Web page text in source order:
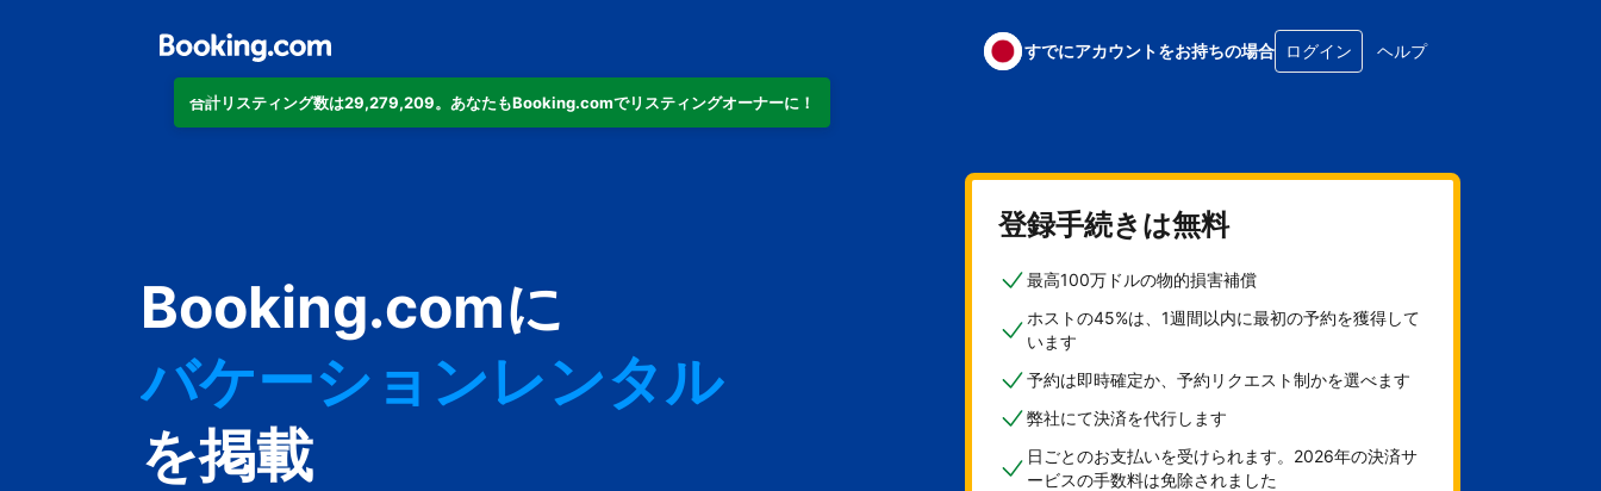
合計リスティング数は29,279,209。あなたもBooking.comでリスティングオーナーに！
すでにアカウントをお持ちの場合 ログイン ヘルプ
Booking.comに
ホテル
バケーションレンタル
ゲストハウス
を掲載
登録手続きは無料
最高100万ドルの物的損害補償
ホストの45%は、1週間以内に最初の予約を獲得して
います
予約は即時確定か、予約リクエスト制かを選べます
弊社にて決済を代行します
日ごとのお支払いを受けられます。2026年の決済サ
ービスの手数料は免除されました